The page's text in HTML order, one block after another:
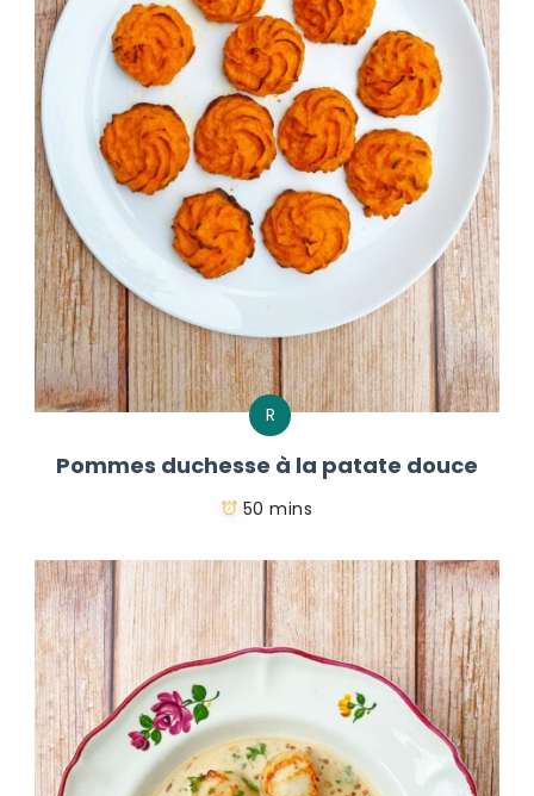
R
Pommes duchesse à la patate douce
50 mins